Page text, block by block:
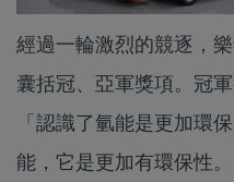
經過一輪激烈的競逐，
囊括冠、亞軍獎項。冠
「認識了氫能是更加環
能，它是更加有環保性